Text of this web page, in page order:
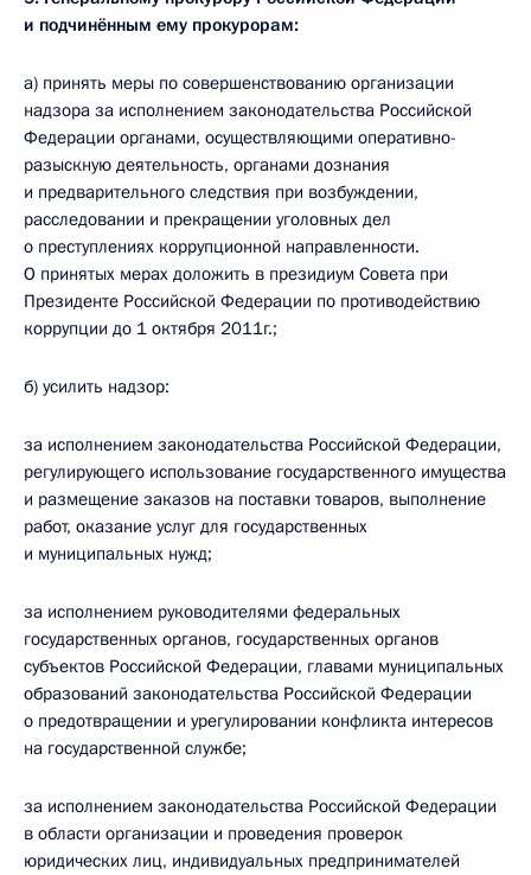
и подчинённым ему прокурорам:
а) принять меры по совершенствованию организации
надзора за исполнением законодательства Российской
Федерации органами, осуществляющими оперативно-
разыскную деятельность, органами дознания
и предварительного следствия при возбуждении,
расследовании и прекращении уголовных дел
о преступлениях коррупционной направленности.
О принятых мерах доложить в президиум Совета при
Президенте Российской Федерации по противодействию
коррупции до 1 октября 2011г.;
б) усилить надзор:
за исполнением законодательства Российской Федерации,
регулирующего использование государственного имущества
и размещение заказов на поставки товаров, выполнение
работ, оказание услуг для государственных
и муниципальных нужд;
за исполнением руководителями федеральных
государственных органов, государственных органов
субъектов Российской Федерации, главами муниципальных
образований законодательства Российской Федерации
о предотвращении и урегулировании конфликта интересов
на государственной службе;
за исполнением законодательства Российской Федерации
в области организации и проведения проверок
юридических лиц, индивидуальных предпринимателей